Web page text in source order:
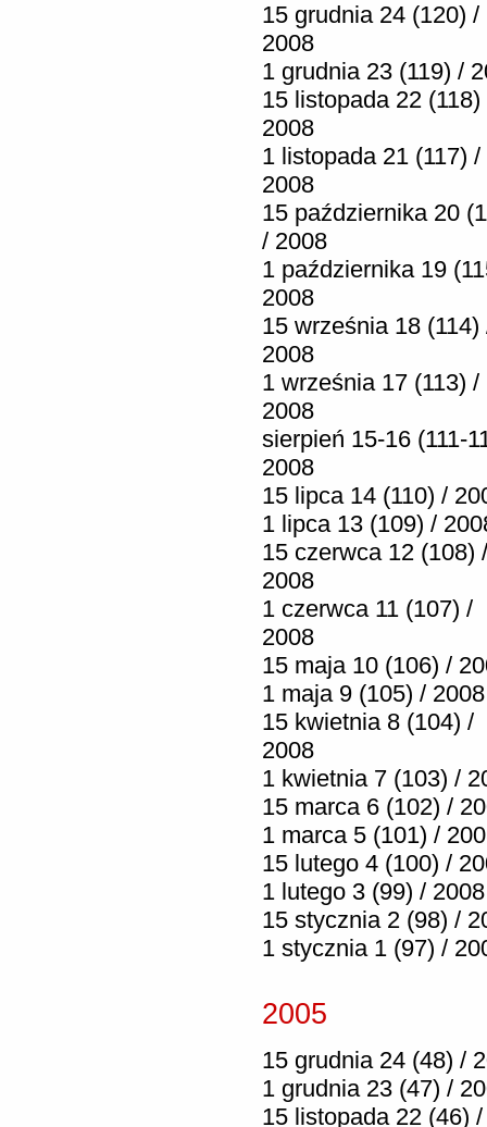
15 grudnia 24 (120) /
2008
1 grudnia 23 (119) /
15 listopada 22 (118)
2008
1 listopada 21 (117) /
2008
15 października 20
/ 2008
1 października 19
2008
15 września 18 (114)
2008
1 września 17 (113) /
2008
sierpień 15-16 (111-
2008
15 lipca 14 (110) /
1 lipca 13 (109) /
15 czerwca 12 (108) /
2008
1 czerwca 11 (107) /
2008
15 maja 10 (106) /
1 maja 9 (105) / 2008
15 kwietnia 8 (104) /
2008
1 kwietnia 7 (103) /
15 marca 6 (102) /
1 marca 5 (101) /
15 lutego 4 (100) /
1 lutego 3 (99) / 2008
15 stycznia 2 (98) /
1 stycznia 1 (97) /
2005
15 grudnia 24 (48) /
1 grudnia 23 (47) /
15 listopada 22 (46) /